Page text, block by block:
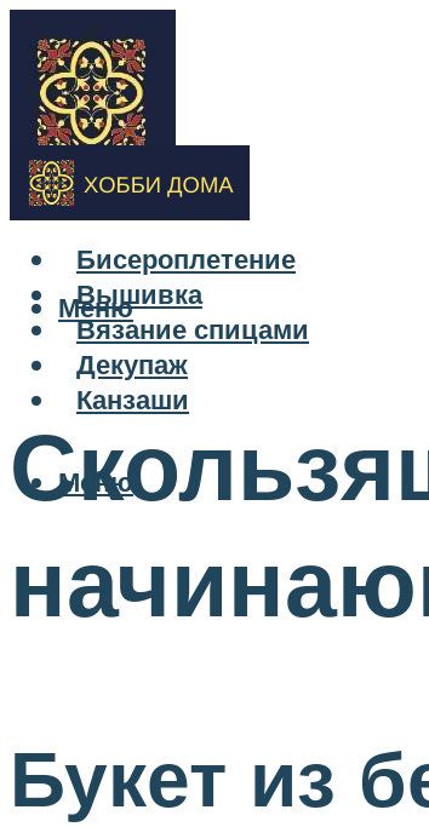
Бисероплетение
Вышивка
Вязание спицами
Декупаж
Канзаши
Меню
Меню
Букет из